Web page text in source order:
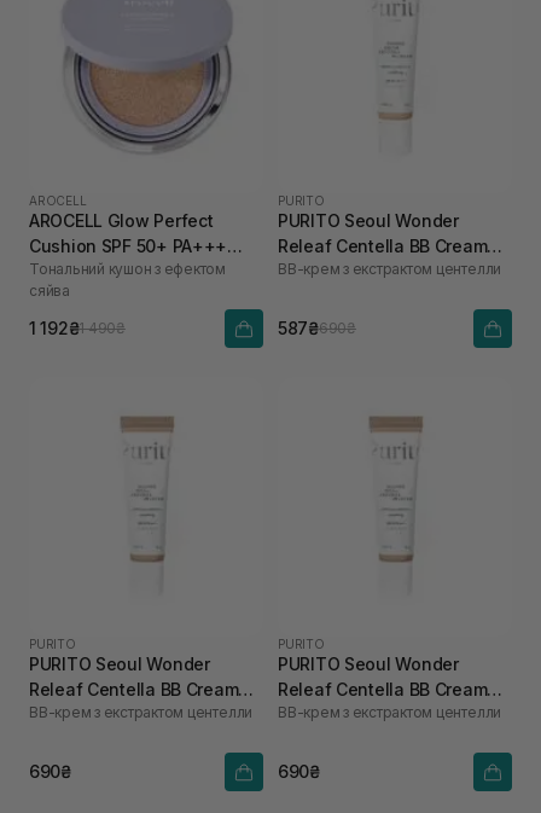
AROCELL
AROCELL Glow Perfect
Cushion SPF 50+ PA+++
№21,15 г
Тональний кушон з ефектом
сяйва
1 192₴1 490₴
PURITO
PURITO Seoul Wonder
Releaf Centella BB Cream
Rose Ivory №15 30 мл
ВВ-крем з екстрактом центелли
587₴690₴
PURITO
PURITO Seoul Wonder
Releaf Centella BB Cream
Natural Beige №23 30 мл
ВВ-крем з екстрактом центелли
690₴
PURITO
PURITO Seoul Wonder
Releaf Centella BB Cream
Light Beige №21 30 мл
ВВ-крем з екстрактом центелли
690₴